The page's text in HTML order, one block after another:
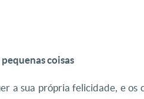
coisas
a sua própria felicidade, e os